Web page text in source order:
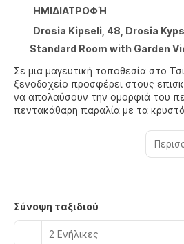
ΗΜΙΔΙΑΤΡΟΦΉ
Drosia Kipseli, 48, Drosia
Standard Room with Garden
Σε μια μαγευτική τοποθεσία στο
ξενοδοχείο προσφέρει στους
να απολαύσουν την ομορφιά του
πεντακάθαρη παραλία με τα
επιλογών για ψώνια, φαγητό και
πρώτη στιγμή που θα περάσετε
δωμάτια είναι υπέροχα
όλες τις σύγχρονες ανέσεις,
κάθε επισκέπτη.
Σύνοψη ταξιδιού
2 Ενήλικες